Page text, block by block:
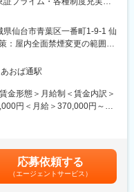
ディング
的なナレッジとして型化
ーの育成を通じた営業組織
名
解決に挑む成長企業です。
して設立以来、キヤノン製
アを継続的に獲得していま
題に対してITで貢献する「IT
ています。今回のポジショ
Ｐ、ＬＢＰなど）とＩＴ商
ながら、複合的にお客様に
規模の準大手、中堅顧客中心
ITソリューション
は主に問い合わせがあった
仙台市青葉区一番町1-9-1 仙
：屋内全面禁煙変更の範囲：
含む）
おば通駅
金形態＞月給制＜賃金内訳＞
円＜月給＞370,000円～
する可能性があります。月
。
応募依頼する
（エージェントサービス）